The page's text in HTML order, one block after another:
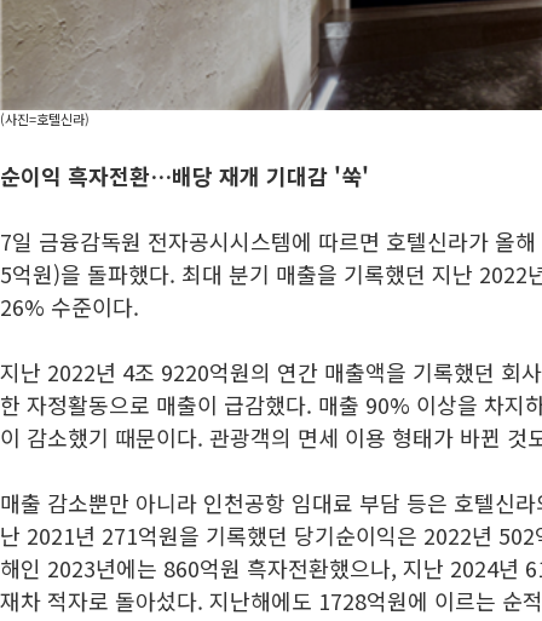
(사진=호텔신라)
순이익 흑자전환…배당 재개 기대감 '쑥'
7일 금융감독원 전자공시시스템에 따르면 호텔신라가 올
5억원)을 돌파했다. 최대 분기 매출을 기록했던 지난 2022
26% 수준이다.
지난 2022년 4조 9220억원의 연간 매출액을 기록했던 회
한 자정활동으로 매출이 급감했다. 매출 90% 이상을 차지
이 감소했기 때문이다. 관광객의 면세 이용 형태가 바뀐 것
매출 감소뿐만 아니라 인천공항 임대료 부담 등은 호텔신
난 2021년 271억원을 기록했던 당기순이익은 2022년
해인 2023년에는 860억원 흑자전환했으나, 지난 2024년
재차 적자로 돌아섰다. 지난해에도 1728억원에 이르는 순